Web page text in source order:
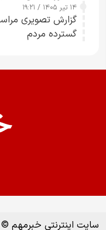
۱۴ تیر ۱۴۰۵ / ۱۹:۲۱
گزارش تصویری
گسترده مردم
سایت اینترنتی خبرمهم